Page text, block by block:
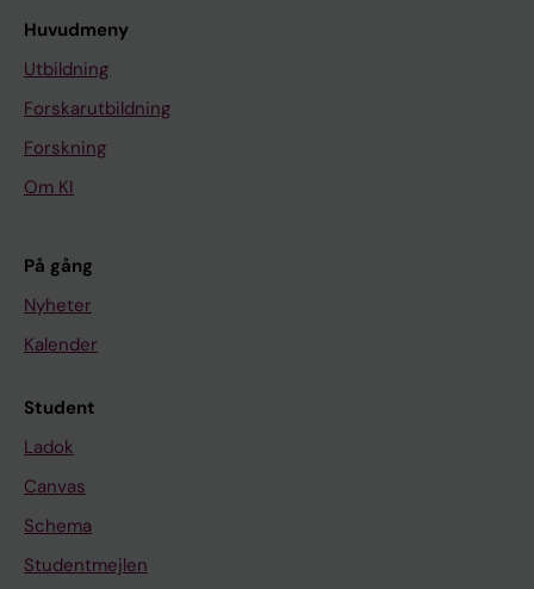
Huvudmeny
Utbildning
Forskarutbildning
Forskning
Om KI
På gång
Nyheter
Kalender
Student
Ladok
Canvas
Schema
Studentmejlen